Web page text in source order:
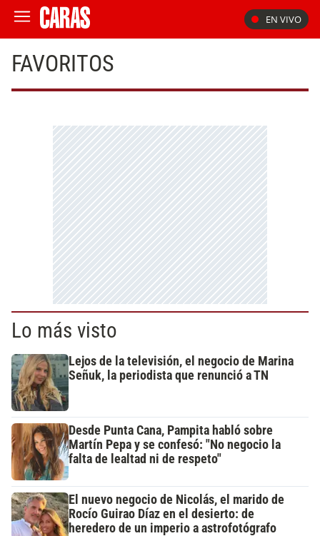
EN VIVO
FAVORITOS
Lo más visto
Lejos de la televisión, el negocio de Marina
Señuk, la periodista que renunció a TN
Desde Punta Cana, Pampita habló sobre
Martín Pepa y se confesó: "No negocio la
falta de lealtad ni de respeto"
El nuevo negocio de Nicolás, el marido de
Rocío Guirao Díaz en el desierto: de
heredero de un imperio a astrofotógrafo